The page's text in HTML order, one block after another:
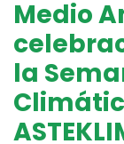
Medio
la